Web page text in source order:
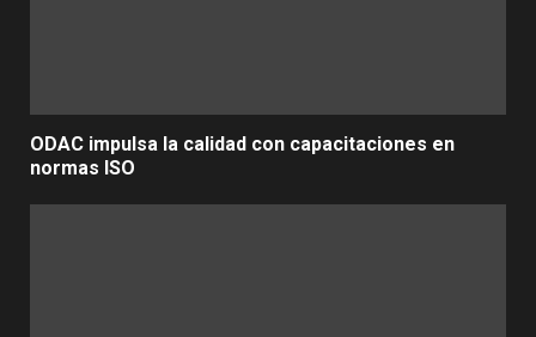
ODAC impulsa la calidad con capacitaciones en
normas ISO